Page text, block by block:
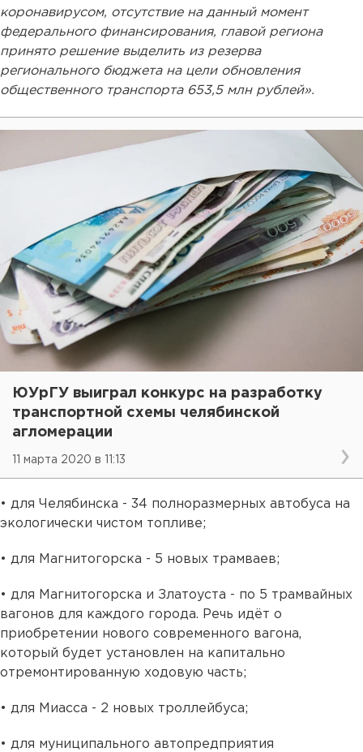
коронавирусом, отсутствие на данный момент
федерального финансирования, главой региона
принято решение выделить из резерва
регионального бюджета на цели обновления
общественного транспорта 653,5 млн рублей».
ЮУрГУ выиграл конкурс на разработку
транспортной схемы челябинской
агломерации
11 марта 2020 в 11:13
• для Челябинска - 34 полноразмерных автобуса на
экологически чистом топливе;
• для Магнитогорска - 5 новых трамваев;
• для Магнитогорска и Златоуста - по 5 трамвайных
вагонов для каждого города. Речь идёт о
приобретении нового современного вагона,
который будет установлен на капитально
отремонтированную ходовую часть;
• для Миасса - 2 новых троллейбуса;
• для муниципального автопредприятия